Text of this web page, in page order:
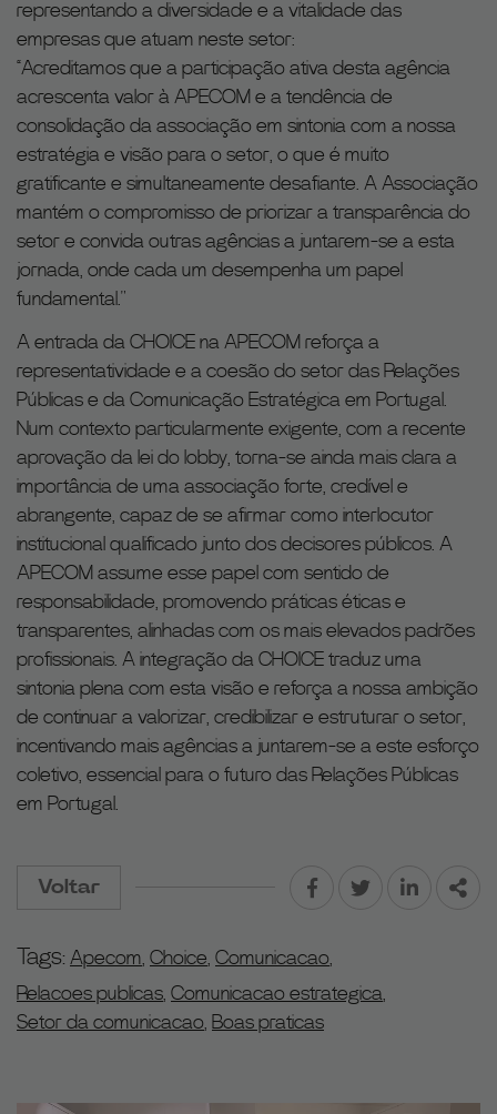
representando a diversidade e a vitalidade das
empresas que atuam neste setor:
“Acreditamos que a participação ativa desta agência
acrescenta valor à APECOM e a tendência de
consolidação da associação em sintonia com a nossa
estratégia e visão para o setor, o que é muito
gratificante e simultaneamente desafiante. A Associação
mantém o compromisso de priorizar a transparência do
setor e convida outras agências a juntarem-se a esta
jornada, onde cada um desempenha um papel
fundamental."
A entrada da CHOICE na APECOM reforça a
representatividade e a coesão do setor das Relações
Públicas e da Comunicação Estratégica em Portugal.
Num contexto particularmente exigente, com a recente
aprovação da lei do lobby, torna-se ainda mais clara a
importância de uma associação forte, credível e
abrangente, capaz de se afirmar como interlocutor
institucional qualificado junto dos decisores públicos. A
APECOM assume esse papel com sentido de
responsabilidade, promovendo práticas éticas e
transparentes, alinhadas com os mais elevados padrões
profissionais. A integração da CHOICE traduz uma
sintonia plena com esta visão e reforça a nossa ambição
de continuar a valorizar, credibilizar e estruturar o setor,
incentivando mais agências a juntarem-se a este esforço
coletivo, essencial para o futuro das Relações Públicas
em Portugal.
Voltar
Facebook
TwitterLinkedIn
Tags: Apecom, Choice, Comunicacao,
Relacoes publicas, Comunicacao estrategica,
Setor da comunicacao, Boas praticas